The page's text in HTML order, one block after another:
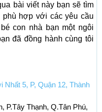
bài viết này bạn sẽ tìm
hợp với các yêu cầu
con nhà bạn một ngôi
đã đồng hành cùng tôi
Nhất 5, P, Quận 12, Thành
Thạnh, Q.Tân Phú,